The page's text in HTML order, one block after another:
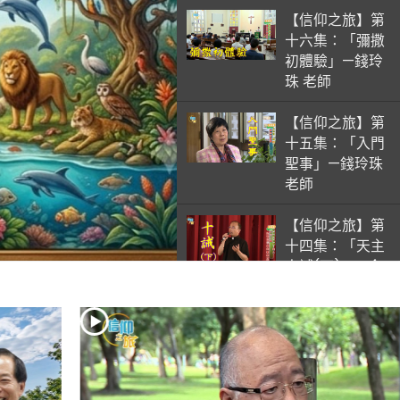
【信仰之旅】第
十六集：「彌撒
初體驗」—錢玲
珠 老師
【信仰之旅】第
十五集：「入門
聖事」—錢玲珠
老師
【信仰之旅】第
十四集：「天主
十誡(下)」—金
【信仰之旅】第
十三集：「天主
十誡(上)」—金
毓瑋 神父